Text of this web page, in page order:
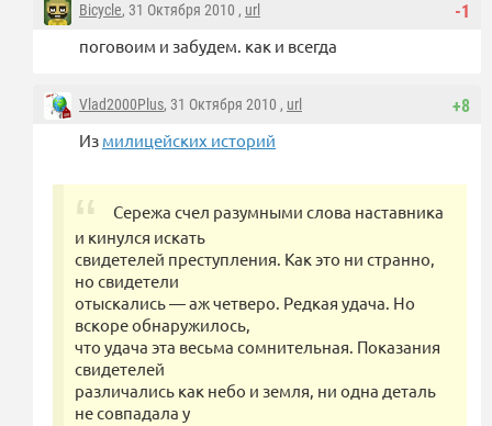
-1
Bicycle, 31 Октября 2010 , url
поговоим и забудем. как и всегда
+8
Vlad2000Plus, 31 Октября 2010 , url
Из милицейских историй
Сережа счел разумными слова наставника
и кинулся искать
свидетелей преступления. Как это ни странно,
но свидетели
отыскались — аж четверо. Редкая удача. Но
вскоре обнаружилось,
что удача эта весьма сомнительная. Показания
свидетелей
различались как небо и земля, ни одна деталь
не совпадала у